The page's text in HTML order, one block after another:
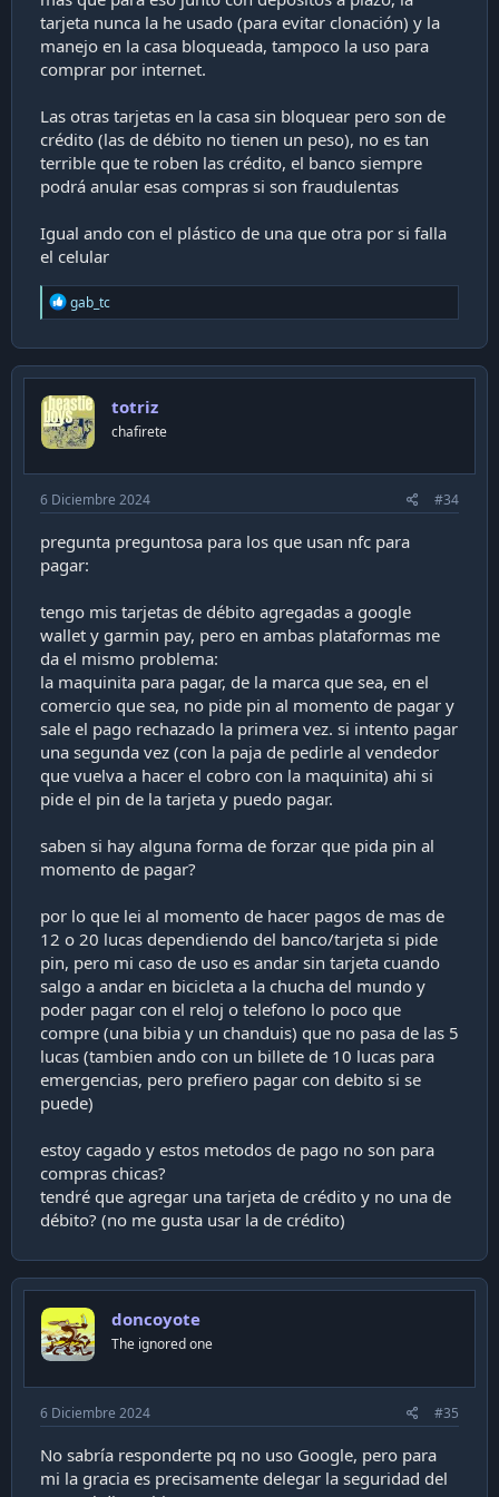
tarjeta nunca la he usado (para evitar clonación) y la
manejo en la casa bloqueada, tampoco la uso para
comprar por internet.
Las otras tarjetas en la casa sin bloquear pero son de
crédito (las de débito no tienen un peso), no es tan
terrible que te roben las crédito, el banco siempre
podrá anular esas compras si son fraudulentas
Igual ando con el plástico de una que otra por si falla
el celular
R
e
c
t
o
n
s
gab_tc
totriz
chafirete
6 Diciembre 2024 #34
pregunta preguntosa para los que usan nfc para
pagar:
tengo mis tarjetas de débito agregadas a google
wallet y garmin pay, pero en ambas plataformas me
da el mismo problema:
la maquinita para pagar, de la marca que sea, en el
comercio que sea, no pide pin al momento de pagar y
sale el pago rechazado la primera vez. si intento pagar
una segunda vez (con la paja de pedirle al vendedor
que vuelva a hacer el cobro con la maquinita) ahi si
pide el pin de la tarjeta y puedo pagar.
saben si hay alguna forma de forzar que pida pin al
momento de pagar?
por lo que lei al momento de hacer pagos de mas de
12 o 20 lucas dependiendo del banco/tarjeta si pide
pin, pero mi caso de uso es andar sin tarjeta cuando
salgo a andar en bicicleta a la chucha del mundo y
poder pagar con el reloj o telefono lo poco que
compre (una bibia y un chanduis) que no pasa de las 5
lucas (tambien ando con un billete de 10 lucas para
emergencias, pero prefiero pagar con debito si se
puede)
estoy cagado y estos metodos de pago no son para
compras chicas?
tendré que agregar una tarjeta de crédito y no una de
débito? (no me gusta usar la de crédito)
doncoyote
The ignored one
6 Diciembre 2024 #35
No sabría responderte pq no uso Google, pero para
mi la gracia es precisamente delegar la seguridad del